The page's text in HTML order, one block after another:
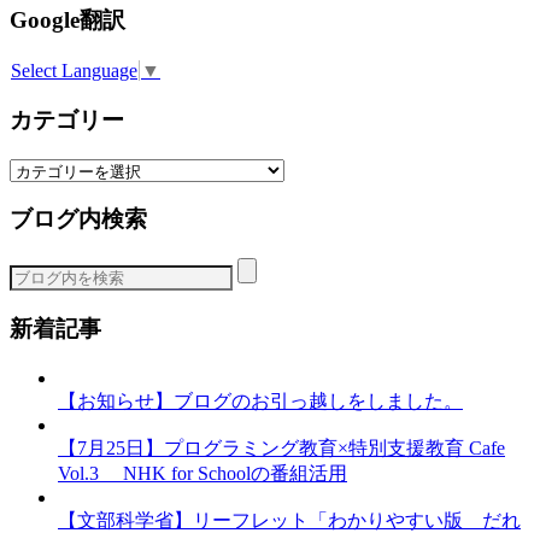
Google翻訳
Select Language ▼
カテゴリー
カ
ゴ
ー
ブログ内検索
新着記事
【お知らせ】ブログのお引っ越しをしました。
【7月25日】プログラミング教育×特別支援教育 Cafe
Vol.3 NHK for Schoolの番組活用
【文部科学省】リーフレット「わかりやすい版 だれ